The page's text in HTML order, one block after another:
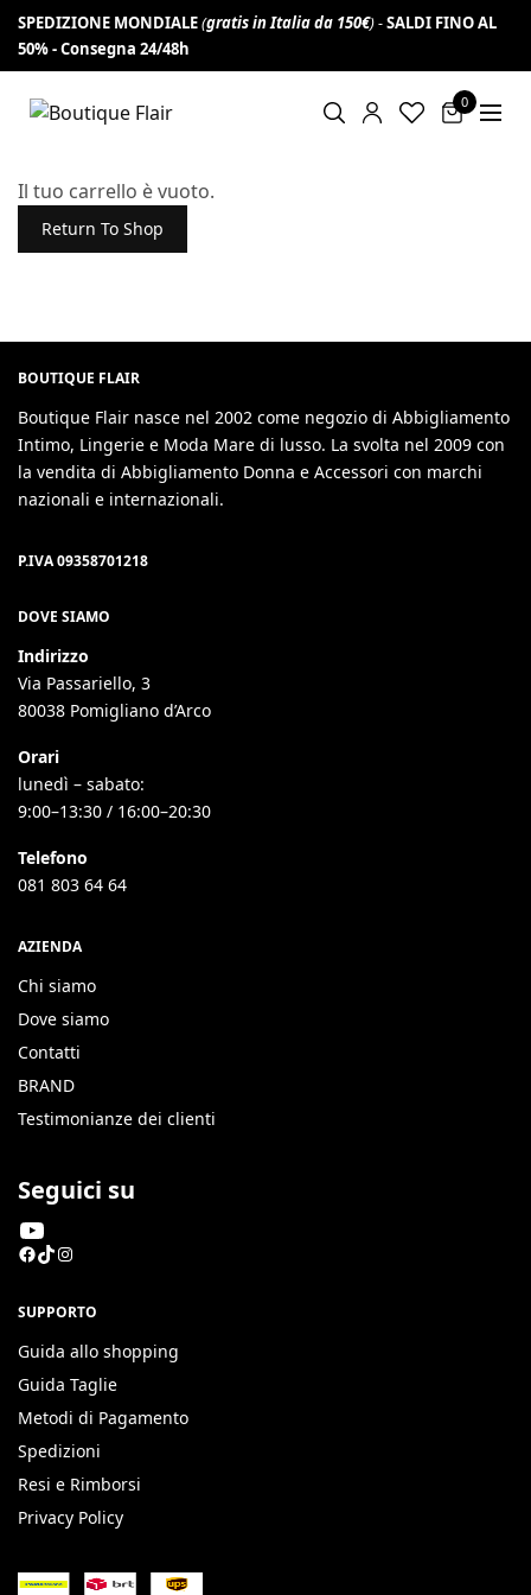
SPEDIZIONE MONDIALE(gratis in Italia da 150€) -SALDI FINO AL
50% -Consegna 24/48h
0
Il tuo carrello è vuoto.
Return To Shop
BOUTIQUE FLAIR
Boutique Flair nasce nel 2002 come negozio di Abbigliamento
Intimo, Lingerie e Moda Mare di lusso. La svolta nel 2009 con
la vendita di Abbigliamento Donna e Accessori con marchi
nazionali e internazionali.
P.IVA 09358701218
DOVE SIAMO
Indirizzo
Via Passariello, 3
80038 Pomigliano d’Arco
Orari
lunedì – sabato:
9:00–13:30 / 16:00–20:30
Telefono
081 803 64 64
AZIENDA
Chi siamo
Dove siamo
Contatti
BRAND
Testimonianze dei clienti
Seguici su
SUPPORTO
Guida allo shopping
Guida Taglie
Metodi di Pagamento
Spedizioni
Resi e Rimborsi
Privacy Policy
Iscriviti alla newsletter per non perderti
offerte e novità e ottieni 10% di sconto